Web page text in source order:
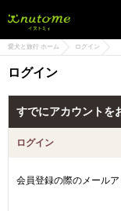
愛犬と旅行 ホーム ログイン
ログイン
すでにアカウントを
ログイン
会員登録の際のメール